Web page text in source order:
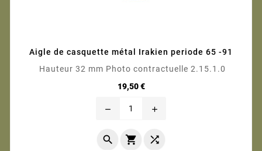
Aigle de casquette métal Irakien periode 65 -91
Hauteur 32 mm Photo contractuelle 2.15.1.0
19,50 €Prix
remove add
  